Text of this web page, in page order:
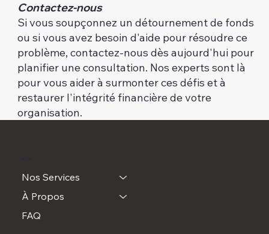
Contactez-nous
Si vous soupçonnez un détournement de fonds
ou si vous avez besoin d'aide pour résoudre ce
problème, contactez-nous dès aujourd'hui pour
planifier une consultation. Nos experts sont là
pour vous aider à surmonter ces défis et à
restaurer l'intégrité financière de votre
organisation.
Nos Services
À Propos
FAQ